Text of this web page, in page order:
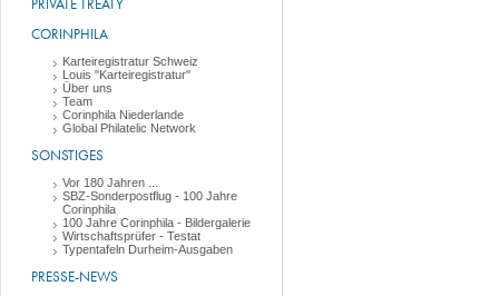
PRIVATE TREATY
CORINPHILA
Karteiregistratur Schweiz
Louis "Karteiregistratur"
Über uns
Team
Corinphila Niederlande
Global Philatelic Network
SONSTIGES
Vor 180 Jahren ...
SBZ-Sonderpostflug - 100 Jahre
Corinphila
100 Jahre Corinphila - Bildergalerie
Wirtschaftsprüfer - Testat
Typentafeln Durheim-Ausgaben
PRESSE-NEWS